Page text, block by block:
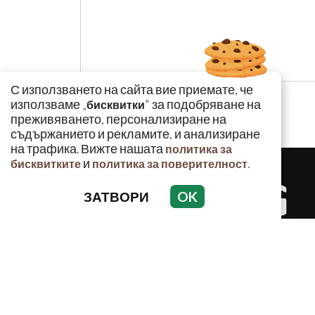
С използването на сайта вие приемате, че
използваме „бисквитки" за подобряване на
преживяването, персонализиране на
съдържанието и рекламите, и анализиране
на трафика. Вижте нашата политика за
бисквитките и политика за поверителност.
ЗАТВОРИ OK